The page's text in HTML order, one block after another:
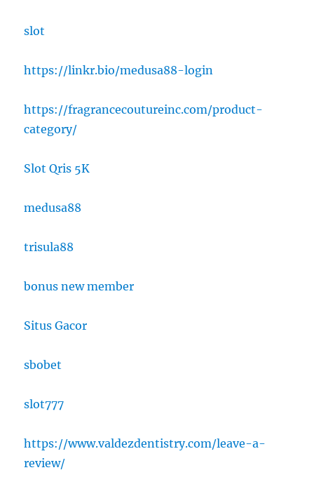
slot
https://linkr.bio/medusa88-login
https://fragrancecoutureinc.com/product-
category/
Slot Qris 5K
medusa88
trisula88
bonus new member
Situs Gacor
sbobet
slot777
https://www.valdezdentistry.com/leave-a-
review/